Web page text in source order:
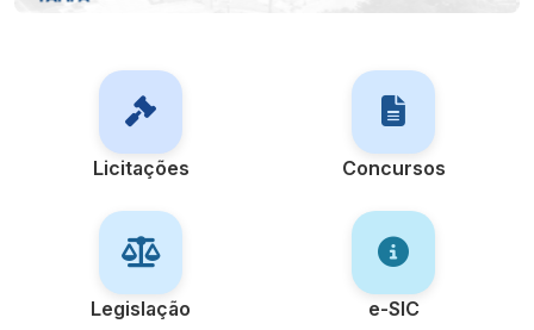
Licitações Concursos
Legislação e-SIC